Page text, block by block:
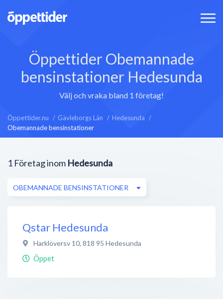
Öppettider Obemannade
bensinstationer Hedesunda
Välj och vraka bland 1 företag!
Öppettider.nu Gävleborgs Län
Hedesunda
Obemannade bensinstationer
1 Företag inom Hedesunda
OBEMANNADE BENSINSTATIONER
Qstar Hedesunda
Harklöversv 10, 818 95 Hedesunda
Öppet